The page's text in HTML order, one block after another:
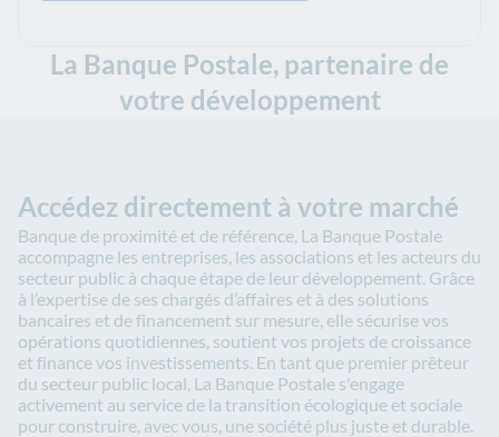
La Banque Postale, partenaire de
votre développement
Accédez directement à votre marché
Banque de proximité et de référence, La Banque Postale
accompagne les entreprises, les associations et les acteurs du
secteur public à chaque étape de leur développement. Grâce
à l’expertise de ses chargés d’affaires et à des solutions
bancaires et de financement sur mesure, elle sécurise vos
opérations quotidiennes, soutient vos projets de croissance
et finance vos investissements. En tant que premier prêteur
du secteur public local, La Banque Postale s'engage
activement au service de la transition écologique et sociale
pour construire, avec vous, une société plus juste et durable.